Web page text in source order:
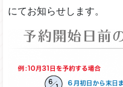
にてお知らせします。